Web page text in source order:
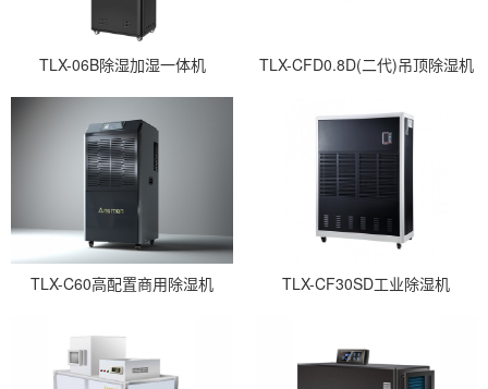
TLX-06B除湿加湿一体机 TLX-CFD0.8D(二代)吊顶除湿机
TLX-C60高配置商用除湿机 TLX-CF30SD工业除湿机